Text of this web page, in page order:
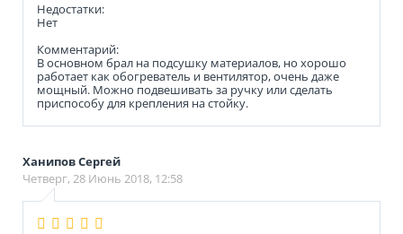
Недостатки:
Нет
Комментарий:
В основном брал на подсушку материалов, но хорошо
работает как обогреватель и вентилятор, очень даже
мощный. Можно подвешивать за ручку или сделать
приспособу для крепления на стойку.
Ханипов Сергей
Четверг, 28 Июнь 2018, 12:58